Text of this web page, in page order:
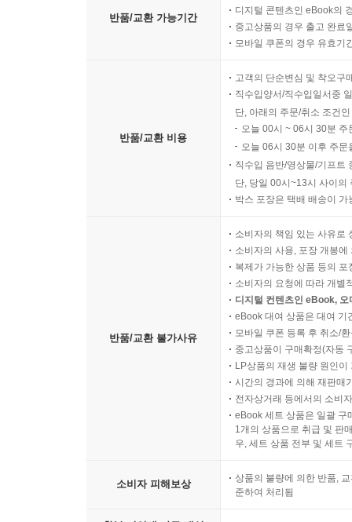
반품/교환 가능기간
디지털 콘텐츠인 eBook의
중고상품의 경우 출고 완료
모바일 쿠폰의 경우 유효기
반품/교환 비용
고객의 단순변심 및 착오구
직수입양서/직수입일서중
단, 아래의 주문/취소 조건
오늘 00시 ~ 06시 30분
오늘 06시 30분 이후 주
직수입 음반/영상물/기프트
단, 당일 00시~13시 사이의
박스 포장은 택배 배송이
반품/교환 불가사유
소비자의 책임 있는 사유로
소비자의 사용, 포장 개봉
복제가 가능한 상품 등의
소비자의 요청에 따라 개별
디지털 컨텐츠인 eBook,
eBook 대여 상품은 대여 기
모바일 쿠폰 등록 후 취소/
중고상품이 구매확정(자동
LP상품의 재생 불량 원인
시간의 경과에 의해 재판매
전자상거래 등에서의 소비
eBook 세트 상품은 일괄 구
1개의 상품으로 취급 및 판
우, 세트 상품 전부 및 세트
소비자 피해보상
상품의 불량에 의한 반품,
준하여 처리됨